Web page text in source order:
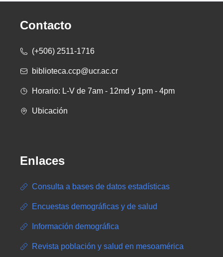
Contacto
(+506) 2511-1716
biblioteca.ccp@ucr.ac.cr
Horario: L-V de 7am - 12md y 1pm - 4pm
Ubicación
Enlaces
Consulta a bases de datos estadísticas
Encuestas demográficas y de salud
Información demográfica
Revista población y salud en mesoamérica